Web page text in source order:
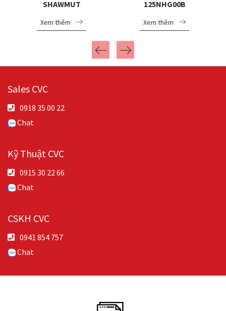
SHAWMUT
FR27UQ69V125T
Xem thêm
125NHG00B
Xem thêm
Sales CVC
0918 35 00 22
Chat
Kỹ Thuật CVC
0915 30 22 66
Chat
CSKH CVC
0941 854 757
Chat